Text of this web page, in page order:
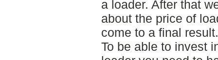
a loader. After that
about the price of
come to a final result.
To be able to invest